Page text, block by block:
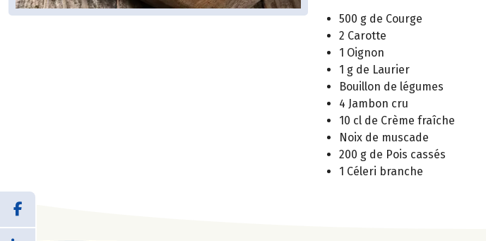
500 g de Courge
2 Carotte
1 Oignon
1 g de Laurier
Bouillon de légumes
4 Jambon cru
10 cl de Crème fraîche
Noix de muscade
200 g de Pois cassés
1 Céleri branche